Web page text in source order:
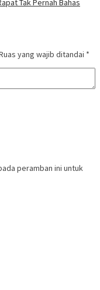
Tak Pernah Bahas
yang wajib ditandai *
peramban ini untuk